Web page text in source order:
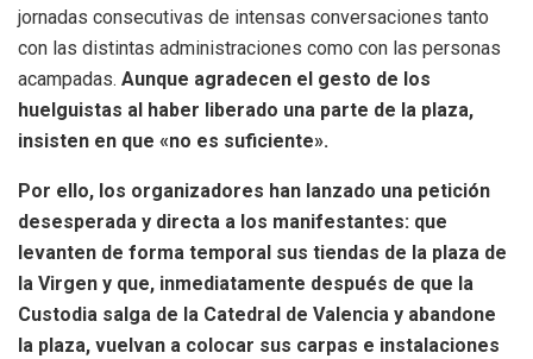
jornadas consecutivas de intensas conversaciones tanto
con las distintas administraciones como con las personas
acampadas. Aunque agradecen el gesto de los
huelguistas al haber liberado una parte de la plaza,
insisten en que «no es suficiente».
Por ello, los organizadores han lanzado una petición
desesperada y directa a los manifestantes: que
levanten de forma temporal sus tiendas de la plaza de
la Virgen y que, inmediatamente después de que la
Custodia salga de la Catedral de Valencia y abandone
la plaza, vuelvan a colocar sus carpas e instalaciones